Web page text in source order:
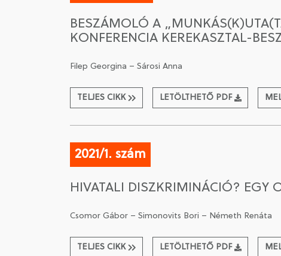
BESZÁMOLÓ A
KONFERENCIA KEREKASZTAL-
Filep Georgina – Sárosi Anna
TELJES CIKK LETÖLTHETŐ PDF
2021/1. szám
HIVATALI DISZKRIMINÁCIÓ? EGY
Csomor Gábor – Simonovits Bori – Németh Renáta
TELJES CIKK LETÖLTHETŐ PDF